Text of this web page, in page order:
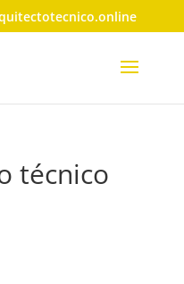
técnico